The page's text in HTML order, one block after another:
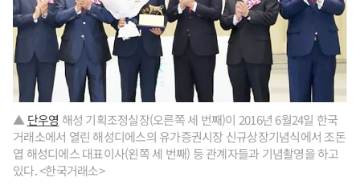
▲단우영 해성 기획조정실장(오른쪽 세 번째)이 2016년 6월24일 한국
거래소에서 열린 해성디에스의 유가증권시장 신규상장기념식에서 조돈
엽 해성디에스 대표이사(왼쪽 세 번째) 등 관계자들과 기념촬영을 하고
있다. <한국거래소>